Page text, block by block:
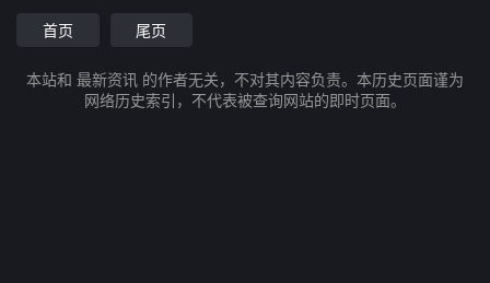
首页
尾页
本站和 最新资讯 的作者无关，不对其内容负责。本历史页面谨为
网络历史索引，不代表被查询网站的即时页面。